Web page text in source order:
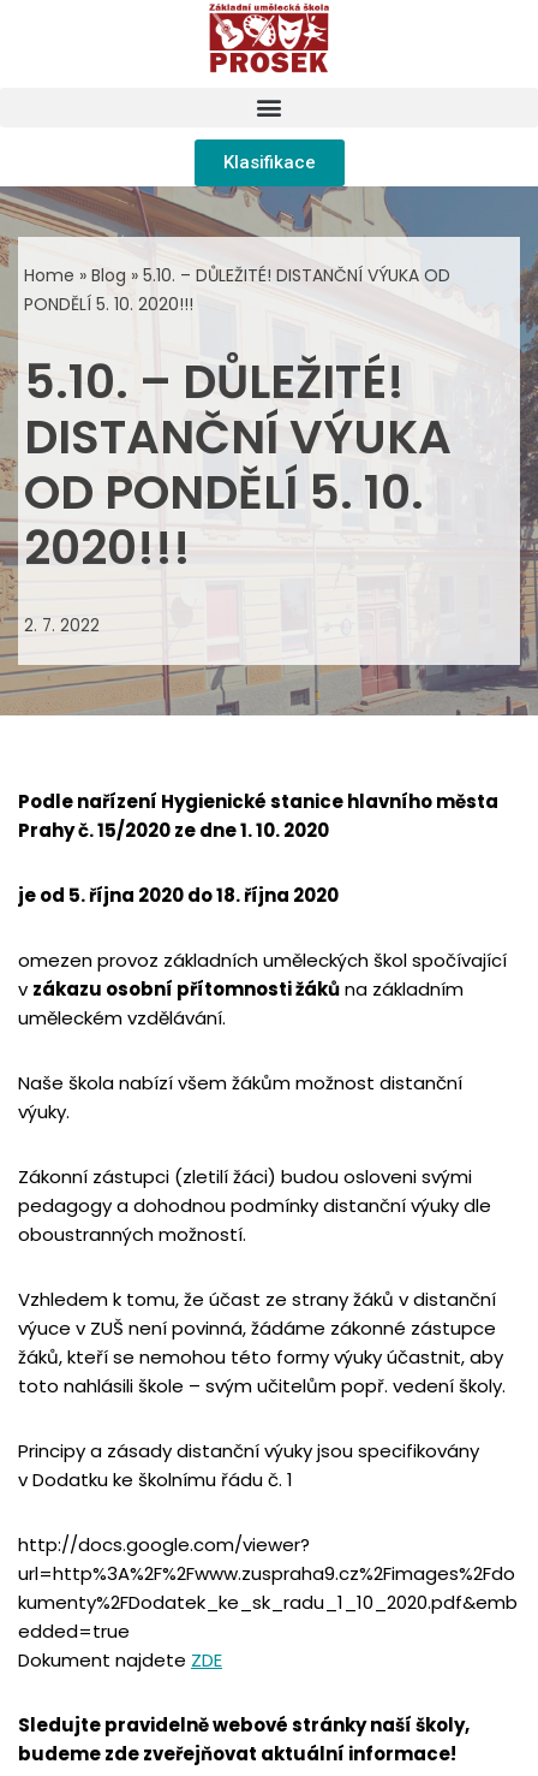
Klasifikace
Home » Blog » 5.10. – DŮLEŽITÉ! DISTANČNÍ VÝUKA OD
PONDĚLÍ 5. 10. 2020!!!
5.10. – DŮLEŽITÉ!
DISTANČNÍ VÝUKA
OD PONDĚLÍ 5. 10.
2020!!!
2. 7. 2022
Podle nařízení Hygienické stanice hlavního města
Prahy č. 15/2020 ze dne 1. 10. 2020
je od 5. října 2020 do 18. října 2020
omezen provoz základních uměleckých škol spočívající
v zákazu osobní přítomnosti žákůna základním
uměleckém vzdělávání.
Naše škola nabízí všem žákům možnost distanční
výuky.
Zákonní zástupci (zletilí žáci) budou osloveni svými
pedagogy a dohodnou podmínky distanční výuky dle
oboustranných možností.
Vzhledem k tomu, že účast ze strany žáků v distanční
výuce v ZUŠ není povinná, žádáme zákonné zástupce
žáků, kteří se nemohou této formy výuky účastnit, aby
toto nahlásili škole – svým učitelům popř. vedení školy.
Principy a zásady distanční výuky jsou specifikovány
v Dodatku ke školnímu řádu č. 1
http://docs.google.com/viewer?
url=http%3A%2F%2Fwww.zuspraha9.cz%2Fimages%2Fdo
kumenty%2FDodatek_ke_sk_radu_1_10_2020.pdf&emb
edded=true
Dokument najdete ZDE
Sledujte pravidelně webové stránky naší školy,
budeme zde zveřejňovat aktuální informace!